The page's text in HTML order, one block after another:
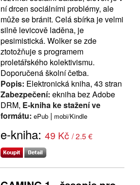
ní drcen sociálními problémy, ale
může se bránit. Celá sbírka je velmi
silně levicově laděna, je
pesimistická. Wolker se zde
ztotožňuje s programem
proletářského kolektivismu.
Doporučená školní četba.
Popis: Elektronická kniha, 43 stran
Zabezpečení: ekniha bez Adobe
DRM, E-kniha ke stažení ve
formátu: ePub | mobi/Kindle
e-kniha: 49 Kč / 2.5 €